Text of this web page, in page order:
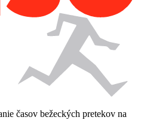
časov bežeckých pretekov na